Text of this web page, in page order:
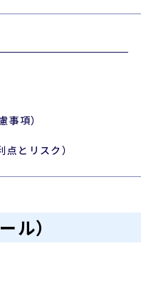
項）
とリスク）
ル）